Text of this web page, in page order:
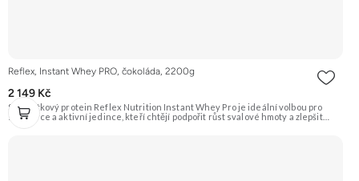
Reflex, Instant Whey PRO, čokoláda, 2200g
2 149 Kč
Syrovátkový protein Reflex Nutrition Instant Whey Pro je ideální volbou pro
sportovce a aktivní jedince, kteří chtějí podpořit růst svalové hmoty a zlepšit